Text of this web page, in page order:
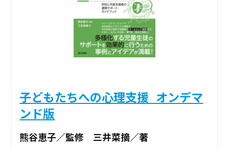
子どもたちへの心理支援_オンデマ
ンド版
熊谷恵子／監修 三井菜摘／著